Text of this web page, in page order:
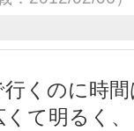
くのに時
て明るく